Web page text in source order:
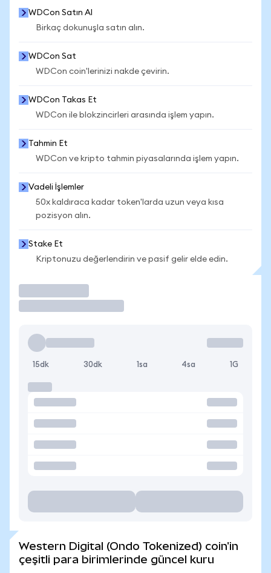
WDCon Satın Al
Birkaç dokunuşla satın alın.
WDCon Sat
WDCon coin'lerinizi nakde çevirin.
WDCon Takas Et
WDCon ile blokzincirleri arasında işlem yapın.
Tahmin Et
WDCon ve kripto tahmin piyasalarında işlem yapın.
Vadeli İşlemler
50x kaldıraca kadar token'larda uzun veya kısa
pozisyon alın.
Stake Et
Kriptonuzu değerlendirin ve pasif gelir elde edin.
15dk 30dk 1sa 4sa 1G
Western Digital (Ondo Tokenized) coin'in
çeşitli para birimlerinde güncel kuru